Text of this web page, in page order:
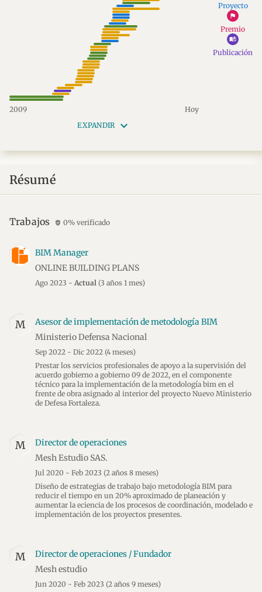
Proyecto
flag
Premio
auto_stories
Publicación
2009
Hoy
EXPANDIR keyboard_arrow_down
Résumé
Trabajos verified_user 0% verificado
BIM Manager
ONLINE BUILDING PLANS
Ago 2023 - Actual (3 años 1 mes)
M
Asesor de implementación de metodología BIM
Ministerio Defensa Nacional
Sep 2022 - Dic 2022 (4 meses)
Prestar los servicios profesionales de apoyo a la supervisión del
acuerdo gobierno a gobierno 09 de 2022, en el componente
técnico para la implementación de la metodología bim en el
frente de obra asignado al interior del proyecto Nuevo Ministerio
de Defesa Fortaleza.
M
Director de operaciones
Mesh Estudio SAS.
Jul 2020 - Feb 2023 (2 años 8 meses)
Diseño de estrategias de trabajo bajo metodología BIM para
reducir el tiempo en un 20% aproximado de planeación y
aumentar la eciencia de los procesos de coordinación, modelado e
implementación de los proyectos presentes.
M
Director de operaciones / Fundador
Mesh estudio
Jun 2020 - Feb 2023 (2 años 9 meses)